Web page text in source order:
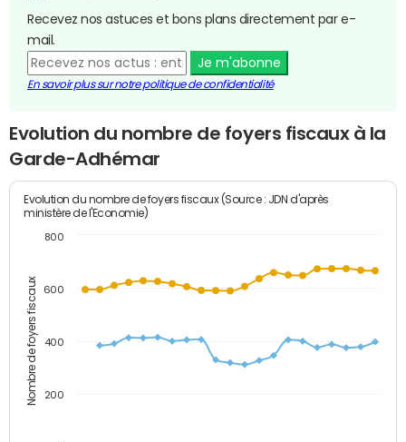
Recevez nos astuces et bons plans directement par e-
mail.
Je m'abonne
En savoir plus sur notre politique de confidentialité
Evolution du nombre de foyers fiscaux à la
Garde-Adhémar
Nombre de foyers fiscaux
Evolution du nombre de foyers fiscaux (Source : JDN d'après
ministère de l'Economie)
200
400
600
800